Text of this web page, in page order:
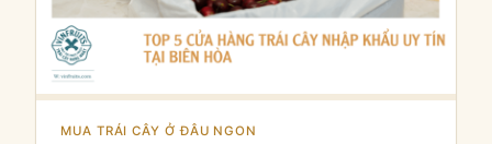
MUA TRÁI CÂY Ở ĐÂU NGON